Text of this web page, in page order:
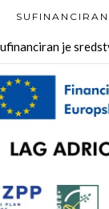
je